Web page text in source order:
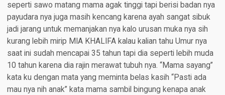
seperti sawo matang mama agak tinggi tapi berisi badan nya
payudara nya juga masih kencang karena ayah sangat sibuk
jadi jarang untuk memanjakan nya kalo urusan muka nya sih
kurang lebih mirip MIA KHALIFA kalau kalian tahu Umur nya
saat ini sudah mencapai 35 tahun tapi dia seperti lebih muda
10 tahun karena dia rajin merawat tubuh nya. “Mama sayang”
kata ku dengan mata yang meminta belas kasih “Pasti ada
mau nya nih anak” kata mama sambil bingung kenapa anak